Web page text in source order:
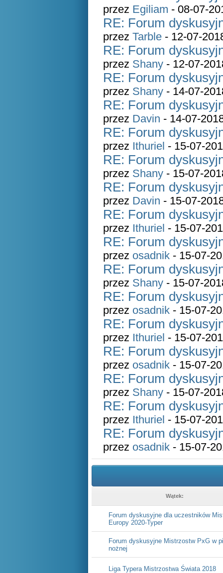
przez Egiliam - 08-07-
RE: Forum
przez Tarble - 12-07-
RE: Forum
przez Shany - 12-07-
RE: Forum
przez Shany - 14-07-
RE: Forum
przez Davin - 14-07-
RE: Forum
przez Ithuriel - 15-07-
RE: Forum
przez Shany - 15-07-
RE: Forum
przez Davin - 15-07-
RE: Forum
przez Ithuriel - 15-07-
RE: Forum
przez osadnik - 15-07-
RE: Forum
przez Shany - 15-07-
RE: Forum
przez osadnik - 15-07-
RE: Forum
przez Ithuriel - 15-07-
RE: Forum
przez osadnik - 15-07-
RE: Forum
przez Shany - 15-07-
RE: Forum
przez Ithuriel - 15-07-
RE: Forum
przez osadnik - 15-07-
Wątek:
Forum dyskusyjne dla uczestników
Europy 2020-Typer
Forum dyskusyjne Mistrzostw PxG w
nożnej
Liga Typera Mistrzostwa Świata 2018